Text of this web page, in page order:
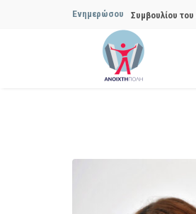
Ενημερώσου Να αποδοθούν
ανακύκλωσης»
Θεσμική
Παρεμβάσεις
Συμβουλίου του